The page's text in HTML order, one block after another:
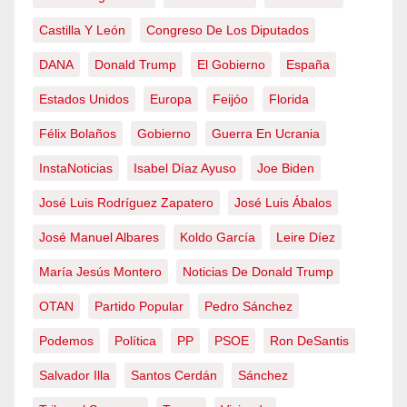
Castilla Y León Congreso De Los Diputados
DANA Donald Trump El Gobierno España
Estados Unidos Europa Feijóo Florida
Félix Bolaños Gobierno Guerra En Ucrania
InstaNoticias Isabel Díaz Ayuso Joe Biden
José Luis Rodríguez Zapatero José Luis Ábalos
José Manuel Albares Koldo García Leire Díez
María Jesús Montero Noticias De Donald Trump
OTAN Partido Popular Pedro Sánchez
Podemos Política PP PSOE Ron DeSantis
Salvador Illa Santos Cerdán Sánchez